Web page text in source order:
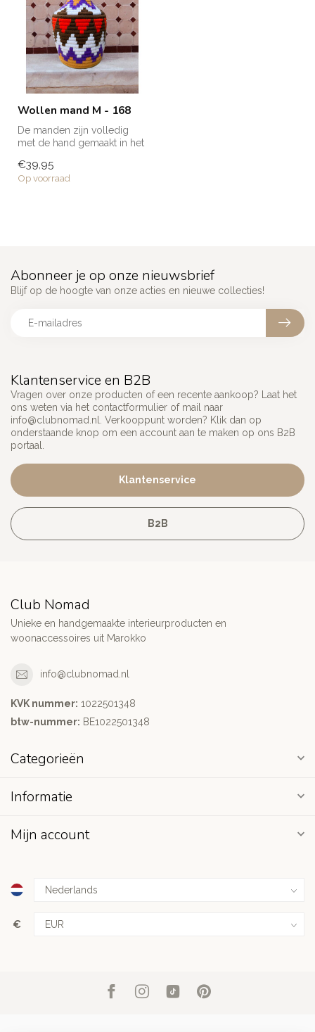
Wollen mand M - 168
De manden zijn volledig
met de hand gemaakt in het
man...
€39,95
Op voorraad
Klantenservice en B2B
Vragen over onze producten of een recente aankoop? Laat het
ons weten via het contactformulier of mail naar
info@clubnomad.nl
. Verkooppunt worden? Klik dan op
onderstaande knop om een account aan te maken op ons B2B
portaal.
Klantenservice
B2B
Abonneer je op onze nieuwsbrief
Blijf op de hoogte van onze acties en nieuwe collecties!
Club Nomad
Unieke en handgemaakte interieurproducten en
woonaccessoires uit Marokko
info@clubnomad.nl
KVK nummer: 1022501348
btw-nummer: BE1022501348
Categorieën
Informatie
Mijn account
€